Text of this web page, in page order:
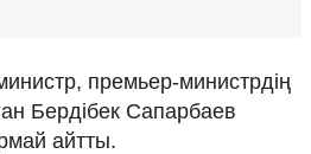
премьер-министрдің
Бердібек Сапарбаев
айтты.